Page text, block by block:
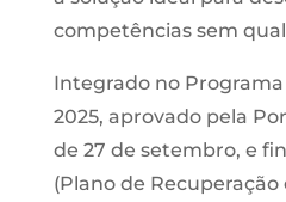
competências sem
Integrado no
2025, aprovado pela
de 27 de setembro, e
(Plano de Recuperação